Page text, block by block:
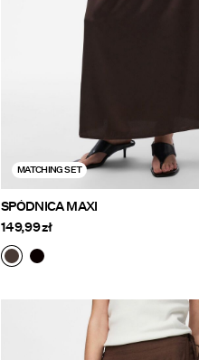
MATCHING SET
SPÓDNICA MAXI
149,99 zł